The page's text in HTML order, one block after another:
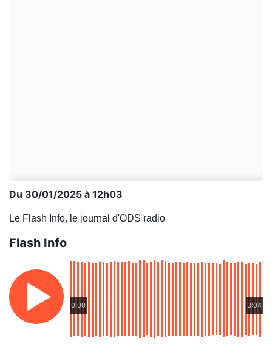
Du 30/01/2025 à 12h03
Le Flash Info, le journal d'ODS radio
Flash Info
0:00 3:04